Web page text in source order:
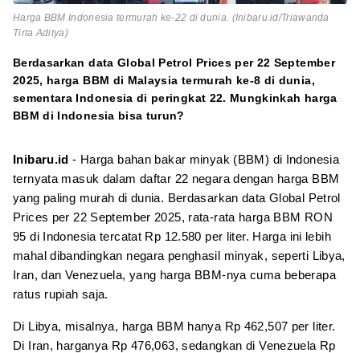
Harga BBM Indonesia termurah ke-22 di dunia. (Inibaru.id/Triawanda
Tirta Aditya)
Berdasarkan data Global Petrol Prices per 22 September
2025, harga BBM di Malaysia termurah ke-8 di dunia,
sementara Indonesia di peringkat 22. Mungkinkah harga
BBM di Indonesia bisa turun?
Inibaru.id- Harga bahan bakar minyak (BBM) di Indonesia
ternyata masuk dalam daftar 22 negara dengan harga BBM
yang paling murah di dunia. Berdasarkan data Global Petrol
Prices per 22 September 2025, rata-rata harga BBM RON
95 di Indonesia tercatat Rp 12.580 per liter. Harga ini lebih
mahal dibandingkan negara penghasil minyak, seperti Libya,
Iran, dan Venezuela, yang harga BBM-nya cuma beberapa
ratus rupiah saja.
Di Libya, misalnya, harga BBM hanya Rp 462,507 per liter.
Di Iran, harganya Rp 476,063, sedangkan di Venezuela Rp